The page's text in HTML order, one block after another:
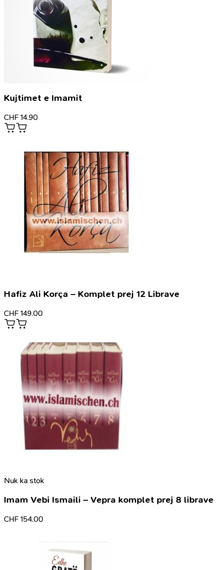
Kujtimet e Imamit
CHF 14.90
Hafiz Ali Korça – Komplet prej 12 Librave
CHF 149.00
Nuk ka stok
Imam Vebi Ismaili – Vepra komplet prej 8 librave
CHF 154.00